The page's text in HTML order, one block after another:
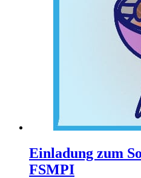
Einladung zum
FSMPI